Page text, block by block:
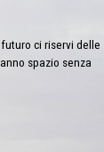
ci riservi delle
spazio senza